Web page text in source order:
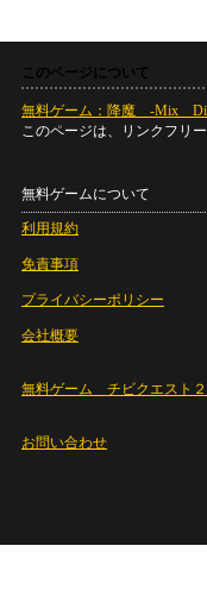
このページについて
無料ゲーム：降魔 -Mix
このページは、リンクフリ
無料ゲームについて
利用規約
免責事項
プライバシーポリシー
会社概要
無料ゲーム チビクエスト２
お問い合わせ